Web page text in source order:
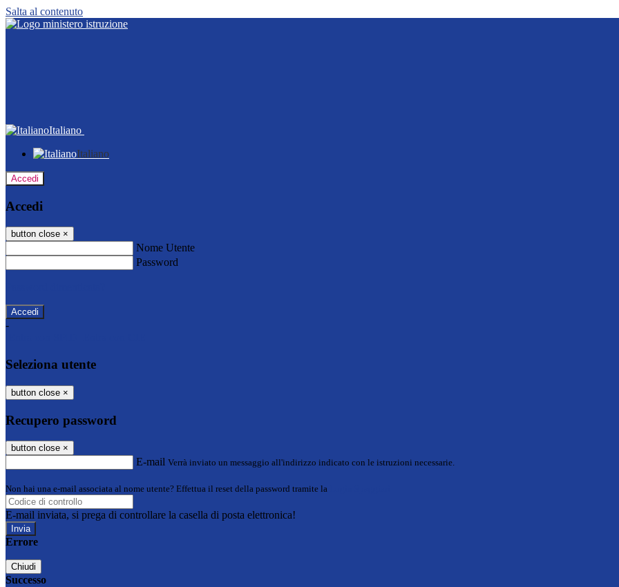
Salta al contenuto
Italiano
Italiano
Accedi
Accedi
button close ×
Nome Utente
Password
-
Seleziona utente
button close ×
Recupero password
button close ×
E-mail Verrà inviato un messaggio all'indirizzo indicato con le istruzioni necessarie.
Non hai una e-mail associata al nome utente? Effettua il reset della password tramite la
E-mail inviata, si prega di controllare la casella di posta elettronica!
Errore
Chiudi
Successo